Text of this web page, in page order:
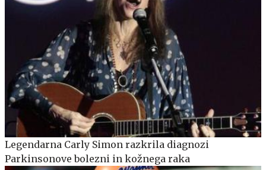
Legendarna Carly Simon razkrila diagnozi
Parkinsonove bolezni in kožnega raka